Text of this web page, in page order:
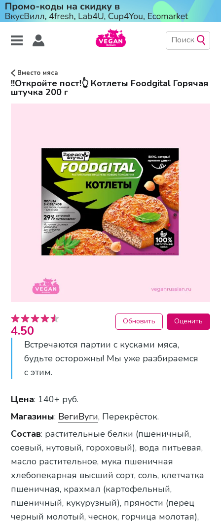
Вместо мяса
!!Откройте пост!👆 Котлеты Foodgital Горячая
штучка 200 г
4.50
Обновить Оценить
Встречаются партии с кусками мяса,
будьте осторожны! Мы уже разбираемся
с этим.
Цена: 140+ руб.
Магазины: ВегиВуги, Перекрёсток.
Состав: растительные белки (пшеничный,
соевый, нутовый, гороховый), вода питьевая,
масло растительное, мука пшеничная
хлебопекарная высший сорт, соль, клетчатка
пшеничная, крахмал (картофельный,
пшеничный, кукурузный), пряности (перец
черный молотый, чеснок, горчица молотая),